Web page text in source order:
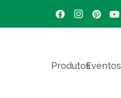
ProdutosEventos